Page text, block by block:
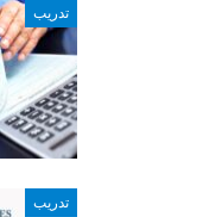
تدريب
تدريب